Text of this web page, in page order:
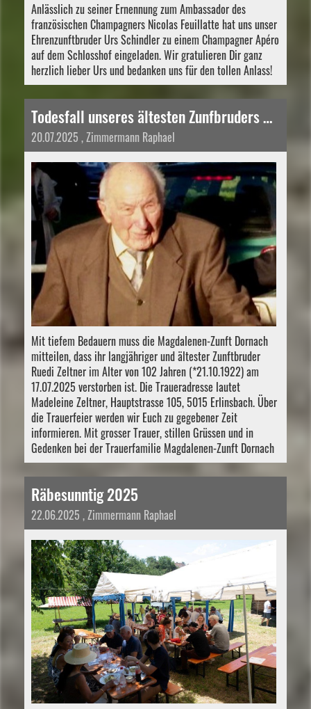
Anlässlich zu seiner Ernennung zum Ambassador des
französischen Champagners Nicolas Feuillatte hat uns unser
Ehrenzunftbruder Urs Schindler zu einem Champagner Apéro
auf dem Schlosshof eingeladen. Wir gratulieren Dir ganz
herzlich lieber Urs und bedanken uns für den tollen Anlass!
Todesfall unseres ältesten Zunfbruders Ruedi Zeltner
20.07.2025 , Zimmermann Raphael
Mit tiefem Bedauern muss die Magdalenen-Zunft Dornach
mitteilen, dass ihr langjähriger und ältester Zunftbruder
Ruedi Zeltner im Alter von 102 Jahren (*21.10.1922) am
17.07.2025 verstorben ist. Die Traueradresse lautet
Madeleine Zeltner, Hauptstrasse 105, 5015 Erlinsbach. Über
die Trauerfeier werden wir Euch zu gegebener Zeit
informieren. Mit grosser Trauer, stillen Grüssen und in
Gedenken bei der Trauerfamilie Magdalenen-Zunft Dornach
Räbesunntig 2025
22.06.2025 , Zimmermann Raphael